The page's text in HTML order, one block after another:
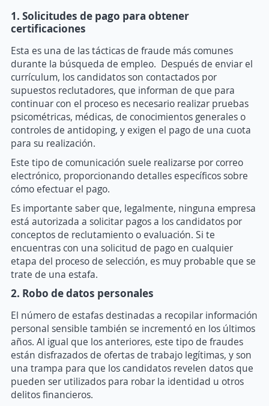
1. Solicitudes de pago para obtener
certificaciones
Esta es una de las tácticas de fraude más comunes
durante la búsqueda de empleo. Después de enviar el
currículum, los candidatos son contactados por
supuestos reclutadores, que informan de que para
continuar con el proceso es necesario realizar pruebas
psicométricas, médicas, de conocimientos generales o
controles de antidoping, y exigen el pago de una cuota
para su realización.
Este tipo de comunicación suele realizarse por correo
electrónico, proporcionando detalles específicos sobre
cómo efectuar el pago.
Es importante saber que, legalmente, ninguna empresa
está autorizada a solicitar pagos a los candidatos por
conceptos de reclutamiento o evaluación. Si te
encuentras con una solicitud de pago en cualquier
etapa del proceso de selección, es muy probable que se
trate de una estafa.
2. Robo de datos personales
El número de estafas destinadas a recopilar información
personal sensible también se incrementó en los últimos
años. Al igual que los anteriores, este tipo de fraudes
están disfrazados de ofertas de trabajo legítimas, y son
una trampa para que los candidatos revelen datos que
pueden ser utilizados para robar la identidad u otros
delitos financieros.